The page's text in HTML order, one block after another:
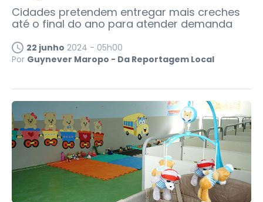
Cidades pretendem entregar mais creches
até o final do ano para atender demanda
22 junho 2024 - 05h00
Por Guynever Maropo - Da Reportagem Local